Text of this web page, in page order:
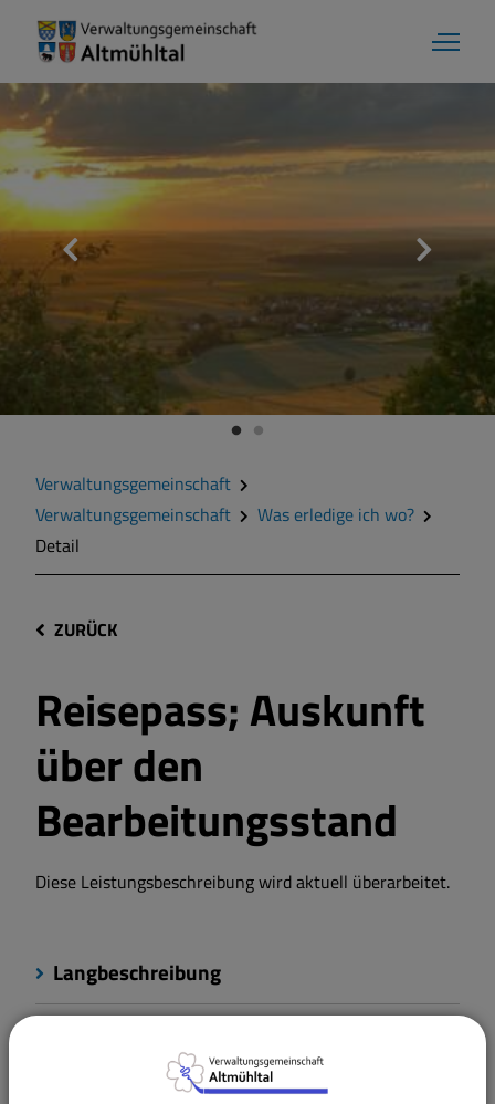
Verwaltungsgemeinschaft
Verwaltungsgemeinschaft
Was erledige ich wo?
Detail
ZURÜCK
Reisepass; Auskunft
über den
Bearbeitungsstand
Diese Leistungsbeschreibung wird aktuell überarbeitet.
Langbeschreibung
Online-Verfahren